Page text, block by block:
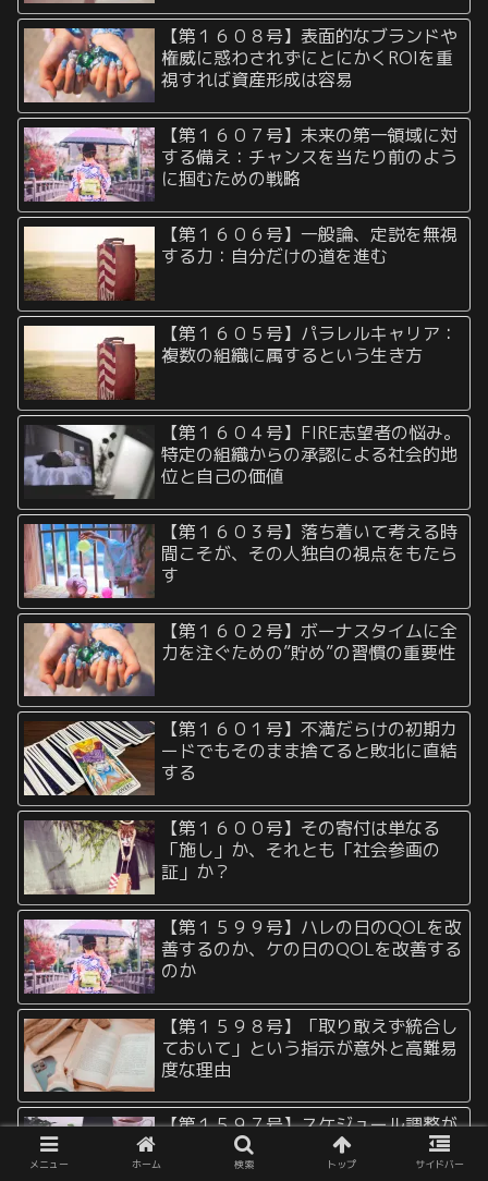
【第１６０８号】表面的なブランドや
権威に惑わされずにとにかくROIを重
視すれば資産形成は容易
【第１６０７号】未来の第一領域に対
する備え：チャンスを当たり前のよう
に掴むための戦略
【第１６０６号】一般論、定説を無視
する力：自分だけの道を進む
【第１６０５号】パラレルキャリア：
複数の組織に属するという生き方
【第１６０４号】FIRE志望者の悩み。
特定の組織からの承認による社会的地
位と自己の価値
【第１６０３号】落ち着いて考える時
間こそが、その人独自の視点をもたら
す
【第１６０２号】ボーナスタイムに全
力を注ぐための”貯め”の習慣の重要性
【第１６０１号】不満だらけの初期カ
ードでもそのまま捨てると敗北に直結
する
【第１６００号】その寄付は単なる
「施し」か、それとも「社会参画の
証」か？
【第１５９９号】ハレの日のQOLを改
善するのか、ケの日のQOLを改善する
のか
【第１５９８号】「取り敢えず統合し
ておいて」という指示が意外と高難易
度な理由
【第１５９７号】スケジュール調整が
上手い人、下手な人
メニュー ホーム 検索 トップ サイドバー